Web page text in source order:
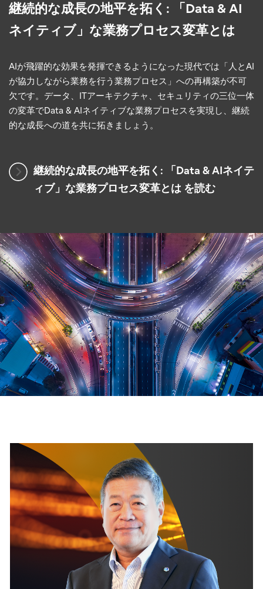
継続的な成長の地平を拓く: 「Data & AI
ネイティブ」な業務プロセス変革とは
AIが飛躍的な効果を発揮できるようになった現代では「人とAI
が協力しながら業務を行う業務プロセス」への再構築が不可
欠です。データ、ITアーキテクチャ、セキュリティの三位一体
の変革でData & AIネイティブな業務プロセスを実現し、継続
的な成長への道を共に拓きましょう。
継続的な成長の地平を拓く: 「Data & AIネイテ
ィブ」な業務プロセス変革とは を読む